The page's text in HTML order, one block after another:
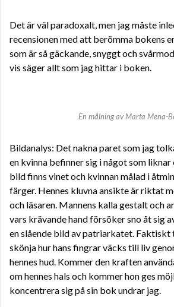
Det är väl paradoxalt, men jag måste
recensionen med att berömma bokens
som är så gäckande, snyggt och
vis säger allt som jag hittar i boken.
En målning av Marta Mena-
Bildanalys: Det nakna paret som jag
en kvinna befinner sig i något som liknar
bild finns vinet och kvinnan målad i
färger. Hennes kluvna ansikte är riktat
och läsaren. Mannens kalla gestalt och
vars krävande hand försöker sno åt sig
en slående bild av patriarkatet. Faktiskt
skönja hur hans fingrar väcks till liv
hennes hud. Kommer den kraften
om hennes hals och kommer hon ges
koncentrera sig på sin bok undrar jag.